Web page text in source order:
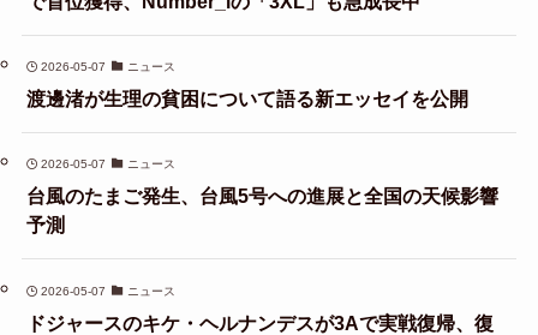
2026-05-07 ニュース
渡邊渚が生理の貧困について語る新エッセイを公開
2026-05-07 ニュース
台風のたまご発生、台風5号への進展と全国の天候影響
予測
2026-05-07 ニュース
ドジャースのキケ・ヘルナンデスが3Aで実戦復帰、復